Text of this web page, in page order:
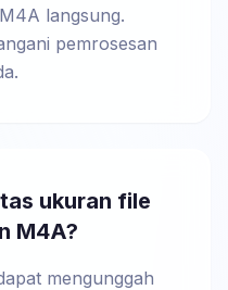
langsung.
pemrosesan
ukuran file
M4A?
mengunggah